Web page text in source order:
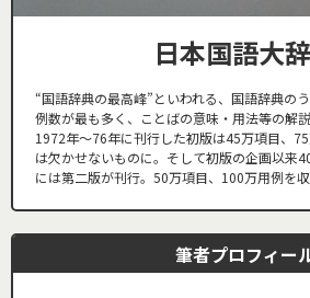
日本国語大
“国語辞典の最高峰”といわれる、国語辞典の
例数が最も多く、ことばの意味・用法等の解
1972年～76年に刊行した初版は45万項目、
は欠かせないものに。そして初版の企画以来
には第二版が刊行。50万項目、100万用例を
筆者プロフィー